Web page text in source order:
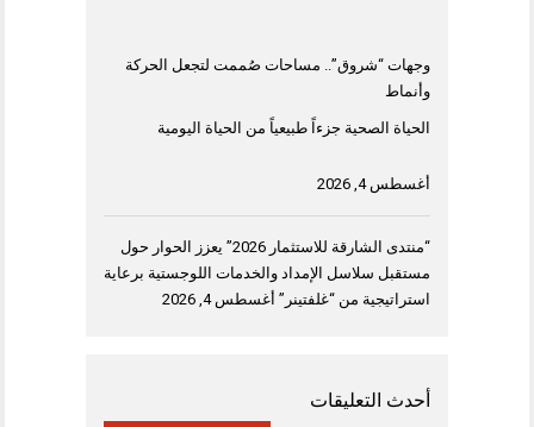
وجهات “شروق”.. مساحات صُممت لتجعل الحركة
وأنماط
الحياة الصحية جزءاً طبيعياً من الحياة اليومية
أغسطس 4, 2026
“منتدى الشارقة للاستثمار 2026” يعزز الحوار حول
مستقبل سلاسل الإمداد والخدمات اللوجستية برعاية
استراتيجية من “غلفتينر” أغسطس 4, 2026
أحدث التعليقات